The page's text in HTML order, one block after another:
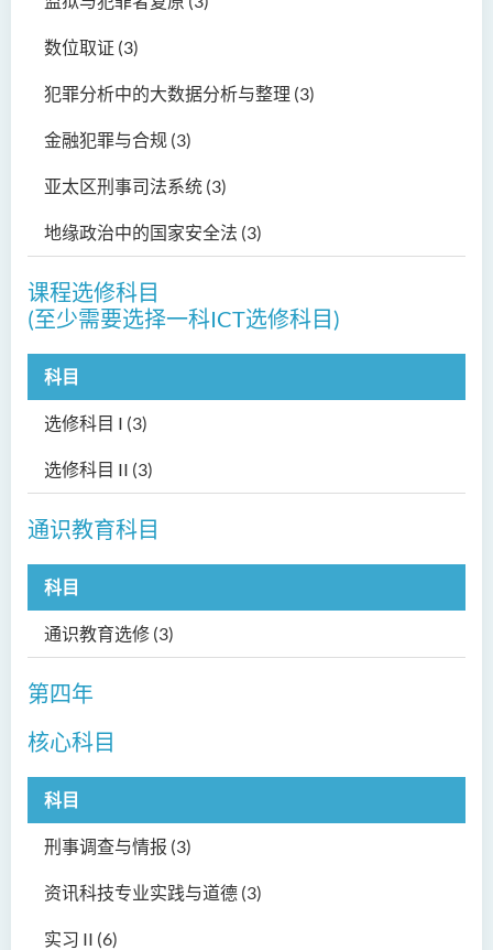
数位取证 (3)
犯罪分析中的大数据分析与整理 (3)
金融犯罪与合规 (3)
亚太区刑事司法系统 (3)
地缘政治中的国家安全法 (3)
课程选修科目
(至少需要选择一科ICT选修科目)
科目
选修科目 I (3)
选修科目 II (3)
通识教育科目
科目
通识教育选修 (3)
第四年
核心科目
科目
刑事调查与情报 (3)
资讯科技专业实践与道德 (3)
实习 II (6)